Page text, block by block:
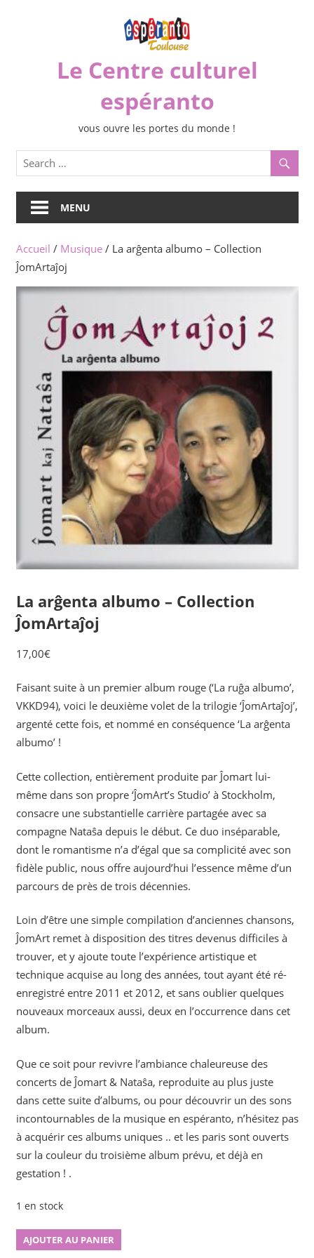
Le Centre culturel
espéranto
vous ouvre les portes du monde !
MENU
Accueil / Musique/ La arĝenta albumo – Collection
ĴomArtaĵoj
La arĝenta albumo – Collection
ĴomArtaĵoj
17,00€
Faisant suite à un premier album rouge (‘La ruĝa albumo’,
VKKD94), voici le deuxième volet de la trilogie ‘ĴomArtaĵoj’,
argenté cette fois, et nommé en conséquence ‘La arĝenta
albumo’ !
Cette collection, entièrement produite par Ĵomart lui-
même dans son propre ‘ĴomArt’s Studio’ à Stockholm,
consacre une substantielle carrière partagée avec sa
compagne Nataŝa depuis le début. Ce duo inséparable,
dont le romantisme n’a d’égal que sa complicité avec son
fidèle public, nous offre aujourd’hui l’essence même d’un
parcours de près de trois décennies.
Loin d’être une simple compilation d’anciennes chansons,
ĴomArt remet à disposition des titres devenus difficiles à
trouver, et y ajoute toute l’expérience artistique et
technique acquise au long des années, tout ayant été ré-
enregistré entre 2011 et 2012, et sans oublier quelques
nouveaux morceaux aussi, deux en l’occurrence dans cet
album.
Que ce soit pour revivre l’ambiance chaleureuse des
concerts de Ĵomart & Nataŝa, reproduite au plus juste
dans cette suite d’albums, ou pour découvrir un des sons
incontournables de la musique en espéranto, n’hésitez pas
à acquérir ces albums uniques .. et les paris sont ouverts
sur la couleur du troisième album prévu, et déjà en
gestation ! .
1 en stock
quantité
AJOUTER AU PANIER